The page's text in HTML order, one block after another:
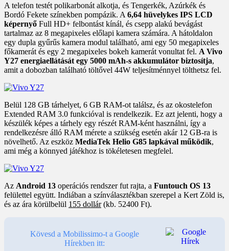
A telefon testét polikarbonát alkotja, és Tengerkék, Azúrkék és
Bordó Fekete színekben pompázik. A 6,64 hüvelykes IPS LCD
képernyő Full HD+ felbontást kínál, és csepp alakú bevágást
tartalmaz az 8 megapixeles előlapi kamera számára. A hátoldalon
egy dupla gyűrűs kamera modul található, ami egy 50 megapixeles
főkamerát és egy 2 megapixeles bokeh kamerát vonultat fel. A Vivo
Y27 energiaellátását egy 5000 mAh-s akkumulátor biztosítja,
amit a dobozban található töltővel 44W teljesítménnyel tölthetsz fel.
Belül 128 GB tárhelyet, 6 GB RAM-ot találsz, és az okostelefon
Extended RAM 3.0 funkcióval is rendelkezik. Ez azt jelenti, hogy a
készülék képes a tárhely egy részét RAM-ként használni, így a
rendelkezésre álló RAM mérete a szükség esetén akár 12 GB-ra is
növelhető. Az eszköz MediaTek Helio G85 lapkával működik,
ami még a könnyed játékhoz is tökéletesen megfelel.
Az Android 13 operációs rendszer fut rajta, a Funtouch OS 13
felülettel együtt. Indiában a színválasztékban szerepel a Kert Zöld is,
és az ára körülbelül 155 dollár(kb. 52400 Ft).
Kövesd a Mobilissimo-t a Google
Hírekben itt: